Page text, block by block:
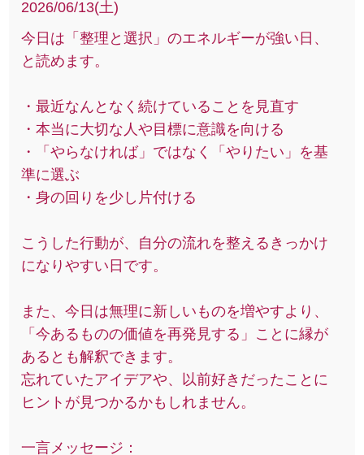
2026/06/13(土)
今日は「整理と選択」のエネルギーが強い日、
と読めます。
・最近なんとなく続けていることを見直す
・本当に大切な人や目標に意識を向ける
・「やらなければ」ではなく「やりたい」を基
準に選ぶ
・身の回りを少し片付ける
こうした行動が、自分の流れを整えるきっかけ
になりやすい日です。
また、今日は無理に新しいものを増やすより、
「今あるものの価値を再発見する」ことに縁が
あるとも解釈できます。
忘れていたアイデアや、以前好きだったことに
ヒントが見つかるかもしれません。
一言メッセージ：